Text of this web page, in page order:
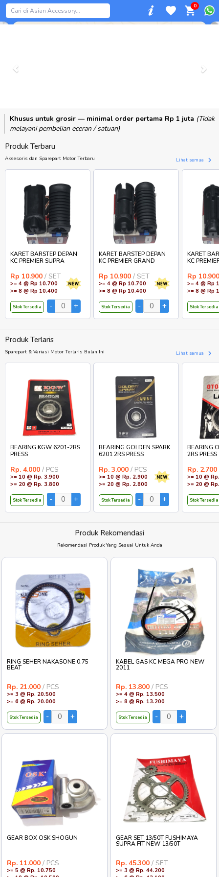
0
Previous
Khusus untuk grosir — minimal order pertama Rp 1 juta (Tidak
melayani pembelian eceran / satuan)
Produk Terbaru
Aksesoris dan Sparepart Motor Terbaru Lihat semua
KARET BARSTEP DEPAN
KC PREMIER SUPRA
Rp 10.900 / SET
>= 4 @ Rp 10.700
>= 8 @ Rp 10.400
Stok Tersedia
KARET BARSTEP DEPAN
KC PREMIER GRAND
Rp 10.900 / SET
>= 4 @ Rp 10.700
>= 8 @ Rp 10.400
Stok Tersedia
KARET
KC
Rp 10.900
>= 4 @ Rp
>= 8 @ Rp
Stok Tersedia
Produk Terlaris
Sparepart & Variasi Motor Terlaris Bulan Ini Lihat semua
BEARING KGW 6201-2RS
PRESS
Rp. 4.000 / PCS
>= 10 @ Rp. 3.900
>= 20 @ Rp. 3.800
Stok Tersedia
BEARING GOLDEN SPARK
6201 2RS PRESS
Rp. 3.000 / PCS
>= 10 @ Rp. 2.900
>= 20 @ Rp. 2.800
Stok Tersedia
BEARING
2RS PRESS
Rp. 2.700
>= 10 @
>= 20 @
Stok Tersedia
Produk Rekomendasi
Rekomendasi Produk Yang Sesuai Untuk Anda
RING SEHER NAKASONE 0.75
BEAT
Rp. 21.000 / PCS
>= 3 @ Rp. 20.500
>= 6 @ Rp. 20.000
Stok Tersedia
KABEL GAS KC MEGA PRO NEW
2011
Rp. 13.800 / PCS
>= 4 @ Rp. 13.500
>= 8 @ Rp. 13.200
Stok Tersedia
GEAR BOX OSK SHOGUN
Rp. 11.000 / PCS
>= 5 @ Rp. 10.750
GEAR SET 13/50T FUSHIMAYA
SUPRA FIT NEW 13/50T
Rp. 45.300 / SET
>= 3 @ Rp. 44.200